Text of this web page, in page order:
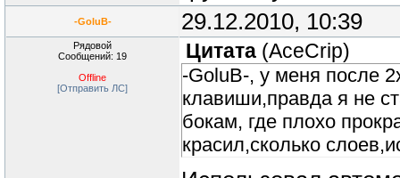
-GoluB- 29.12.2010, 10:39
Рядовой
Сообщений: 19
Offline
[Отправить ЛС]
Цитата (AceCrip)
-GoluB-, у меня после
клавиши,правда я не
бокам, где плохо
красил,сколько